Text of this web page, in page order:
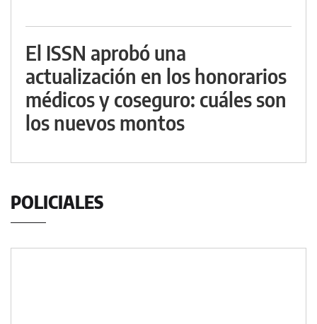
El ISSN aprobó una
actualización en los honorarios
médicos y coseguro: cuáles son
los nuevos montos
POLICIALES